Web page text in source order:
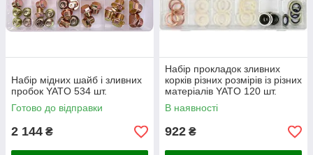
Набір мідних шайб і зливних
пробок YATO 534 шт.
Готово до відправки
2 144 ₴
Набір прокладок зливних
корків різних розмірів із різних
матеріалів YATO 120 шт.
В наявності
922 ₴